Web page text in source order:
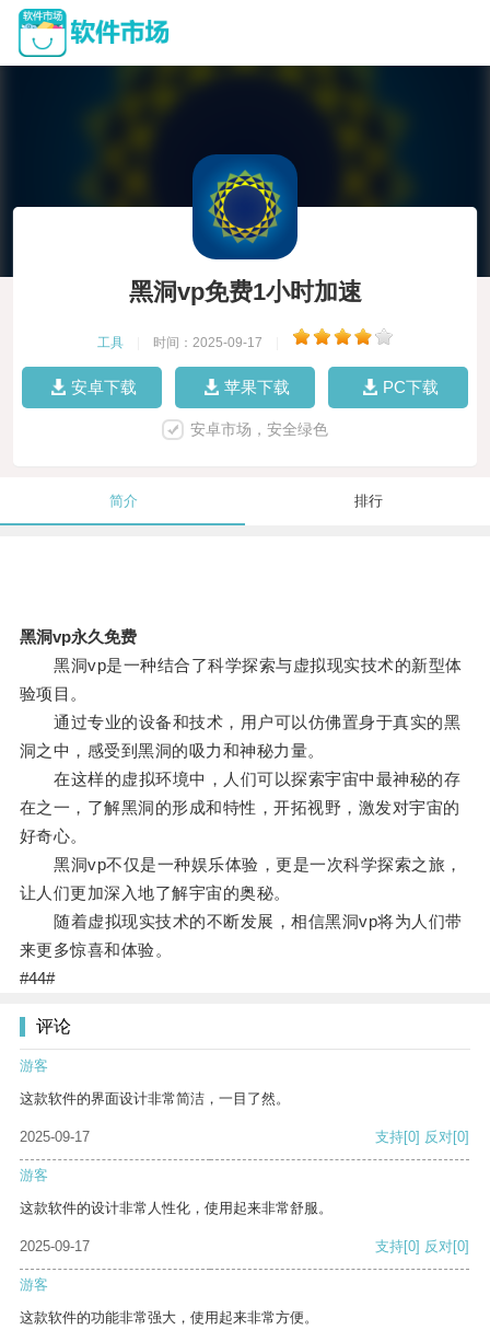
黑洞vp免费1小时加速
工具 时间：2025-09-17
安卓下载 苹果下载 PC下载
安卓市场，安全绿色
简介 排行
黑洞vp永久免费
黑洞vp是一种结合了科学探索与虚拟现实技术的新型体
验项目。
通过专业的设备和技术，用户可以仿佛置身于真实的黑
洞之中，感受到黑洞的吸力和神秘力量。
在这样的虚拟环境中，人们可以探索宇宙中最神秘的存
在之一，了解黑洞的形成和特性，开拓视野，激发对宇宙的
好奇心。
黑洞vp不仅是一种娱乐体验，更是一次科学探索之旅，
让人们更加深入地了解宇宙的奥秘。
随着虚拟现实技术的不断发展，相信黑洞vp将为人们带
来更多惊喜和体验。
#44#
评论
游客
这款软件的界面设计非常简洁，一目了然。
2025-09-17 支持[0] 反对[0]
游客
这款软件的设计非常人性化，使用起来非常舒服。
2025-09-17 支持[0] 反对[0]
游客
这款软件的功能非常强大，使用起来非常方便。